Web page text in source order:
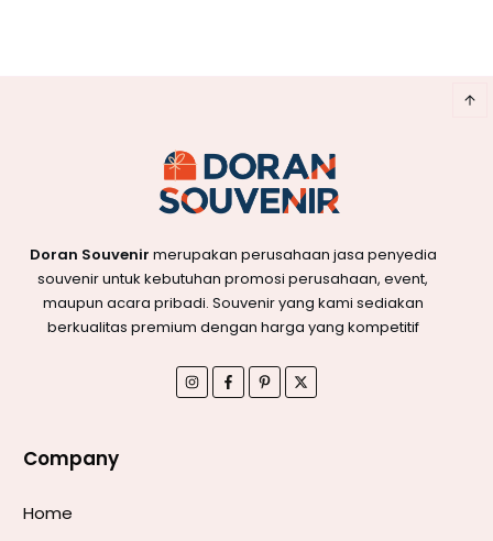
Doran Souvenir merupakan perusahaan jasa penyedia
souvenir untuk kebutuhan promosi perusahaan, event,
maupun acara pribadi. Souvenir yang kami sediakan
berkualitas premium dengan harga yang kompetitif
Company
Home